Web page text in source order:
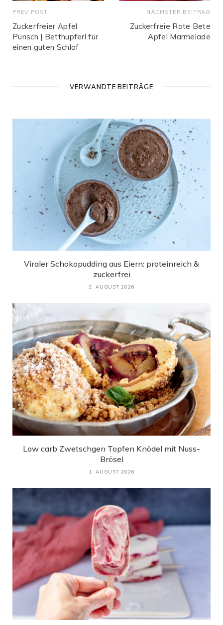
PREV POST
Zuckerfreier Apfel
Punsch | Betthupferl für
einen guten Schlaf
NÄCHSTER BEITRAG
Zuckerfreie Rote Bete
Apfel Marmelade
VERWANDTE BEITRÄGE
Viraler Schokopudding aus Eiern: proteinreich &
zuckerfrei
3. AUGUST 2026
Low carb Zwetschgen Topfen Knödel mit Nuss-
Brösel
1. AUGUST 2026